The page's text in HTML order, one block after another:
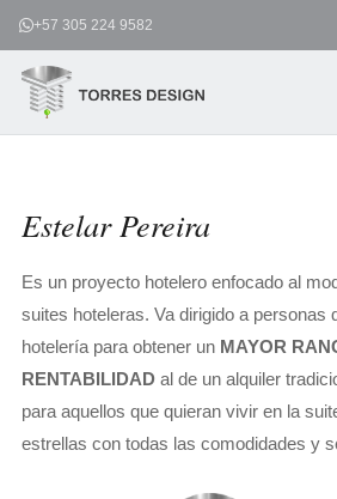
contenido
+57 305 224 9582
Estelar Pereira
Es un proyecto hotelero enfocado al
suites hoteleras. Va dirigido a personas
hotelería para obtener un MAYOR
RENTABILIDAD al de un alquiler
para aquellos que quieran vivir en la
estrellas con todas las comodidades y